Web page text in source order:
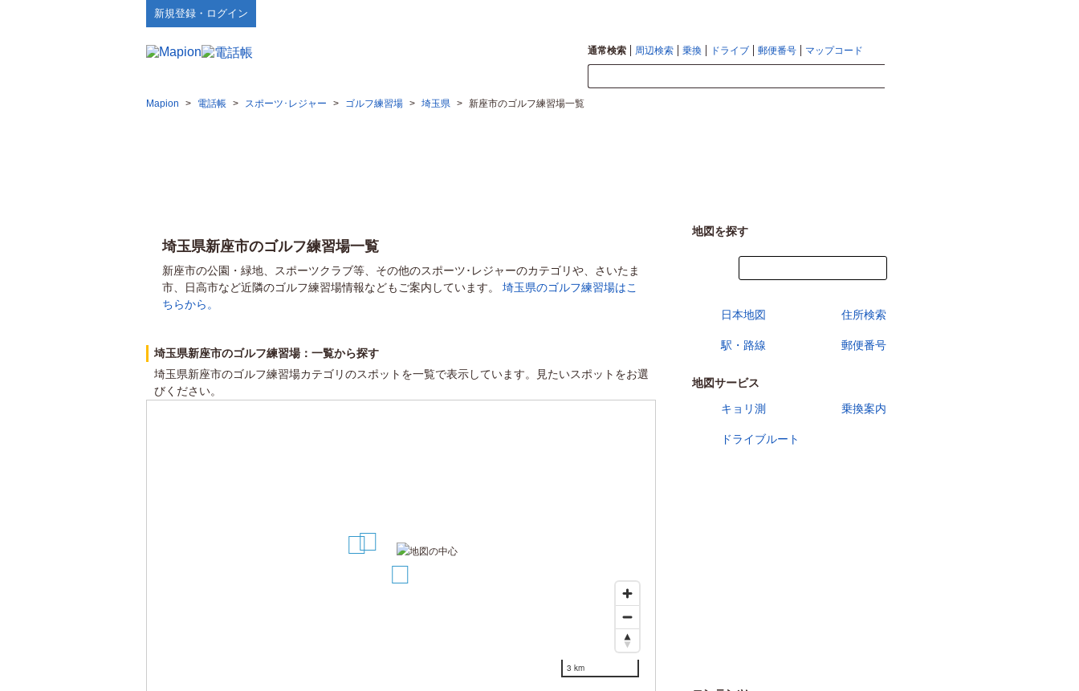
新規登録・ログイン
通常検索 周辺検索 乗換 ドライブ 郵便番号 マップコード
Mapion > 電話帳 > スポーツ･レジャー > ゴルフ練習場 > 埼玉県 > 新座市のゴルフ練習場一覧
埼玉県新座市のゴルフ練習場一覧
新座市の公園・緑地、スポーツクラブ等、その他のスポーツ･レジャーのカテゴリや、さいたま
市、日高市など近隣のゴルフ練習場情報などもご案内しています。 埼玉県のゴルフ練習場はこ
ちらから。
埼玉県新座市のゴルフ練習場：一覧から探す
埼玉県新座市のゴルフ練習場カテゴリのスポットを一覧で表示しています。見たいスポットをお選
びください。
3 km
地図を探す
日本地図 住所検索
駅・路線 郵便番号
地図サービス
キョリ測
乗換案内
ドライブルート